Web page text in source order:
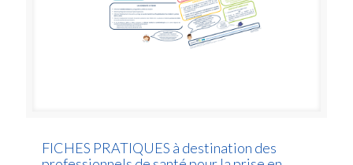
FICHES PRATIQUES à destination des